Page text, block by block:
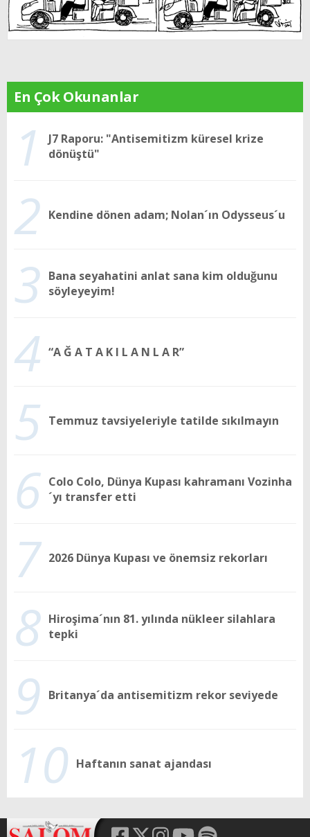
En Çok Okunanlar
1
J7 Raporu: "Antisemitizm küresel krize
dönüştü"
2 Kendine dönen adam; Nolan´ın Odysseus´u
3 Bana seyahatini anlat sana kim olduğunu
söyleyeyim!
4 “A Ğ A T A K I L A N L A R”
5 Temmuz tavsiyeleriyle tatilde sıkılmayın
6 Colo Colo, Dünya Kupası kahramanı Vozinha
´yı transfer etti
7 2026 Dünya Kupası ve önemsiz rekorları
8 Hiroşima´nın 81. yılında nükleer silahlara
tepki
9 Britanya´da antisemitizm rekor seviyede
10 Haftanın sanat ajandası